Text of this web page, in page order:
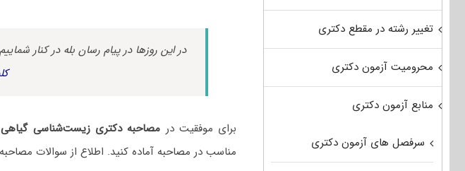
در این روزها در پیام رسان بله در کنار
برای موفقیت در مصاحبه دکتری زیست‌شناسی
مناسب در مصاحبه آماده کنید. اطلاع از سوالات
تغییر رشته در مقطع دکتری
محرومیت آزمون دکتری
منابع آزمون دکتری
سرفصل های آزمون دکتری